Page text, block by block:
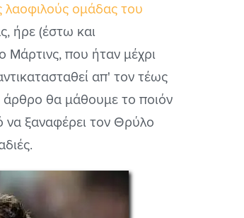
λαοφιλούς ομάδας του
ήρε (έστω και
που ήταν μέχρι
απ' τον τέως
άρθρο θα μάθουμε το ποιόν
να ξαναφέρει τον Θρύλο